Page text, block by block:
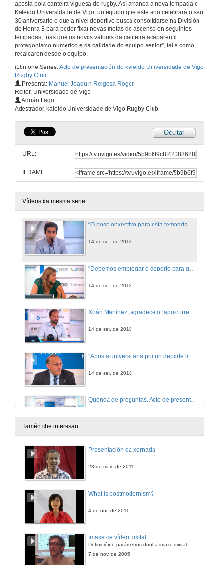
aposta pola canteira viguesa do rugby. Así arranca a nova tempada o
Kaleido Universidade de Vigo, un equipo que este ano celebrará o seu
30 aniversario e que a nivel deportivo busca consolidarse na División
de Honra B para poder fixar novas metas de ascenso en seguintes
tempadas, “nas que os novos valores da canteira acaparen o
protagonismo numérico e da calidade do equipo senior”, tal e como
recalcaron desde o equipo.
i18n.one.Series:Acto de presentación do kaleido Universidade de Vigo
Rugby Club
Presenta: Manuel Joaquín Reigosa Roger
Reitor, Universidade de Vigo
Adrián Lago
Adestrador, kaleido Universidade de Vigo Rugby Club
Ocultar
URL:
IFRAME:
Vídeos da mesma serie
“O noso obxectivo para esta tempada é manter a categoría”
14 de set. de 2018
14 de set. de 2018
Xoán Martínez, agradece o “apoio irrenunciable que sempre temos recibido da Universidade”
14 de set. de 2018
14 de set. de 2018
Quenda de preguntas. Acto de presentación do kaleido Universidade de Vigo Rugby Club
14 de set. de 2018
Tamén che interesan
Presentación da xornada
23 de maio de 2011
What is postmodernism?
4 de out. de 2011
Imaxe de vídeo dixital
7 de nov. de 2005